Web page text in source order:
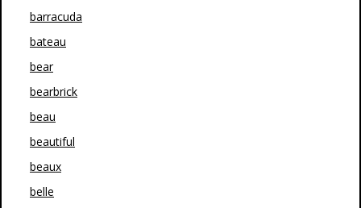
barracuda
bateau
bear
bearbrick
beau
beautiful
beaux
belle